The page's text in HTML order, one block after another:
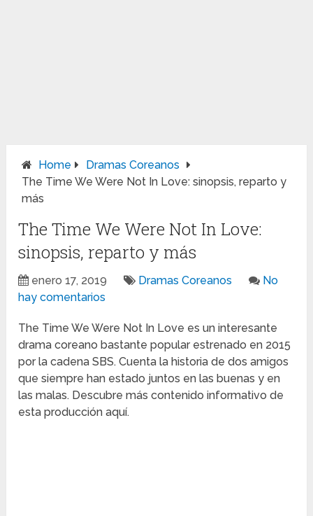
Home
Dramas Coreanos
The Time We Were Not In Love: sinopsis, reparto y
más
The Time We Were Not In Love:
sinopsis, reparto y más
enero 17, 2019 Dramas Coreanos
No
hay comentarios
The Time We Were Not In Love es un interesante
drama coreano bastante popular estrenado en 2015
por la cadena SBS. Cuenta la historia de dos amigos
que siempre han estado juntos en las buenas y en
las malas. Descubre más contenido informativo de
esta producción aquí.